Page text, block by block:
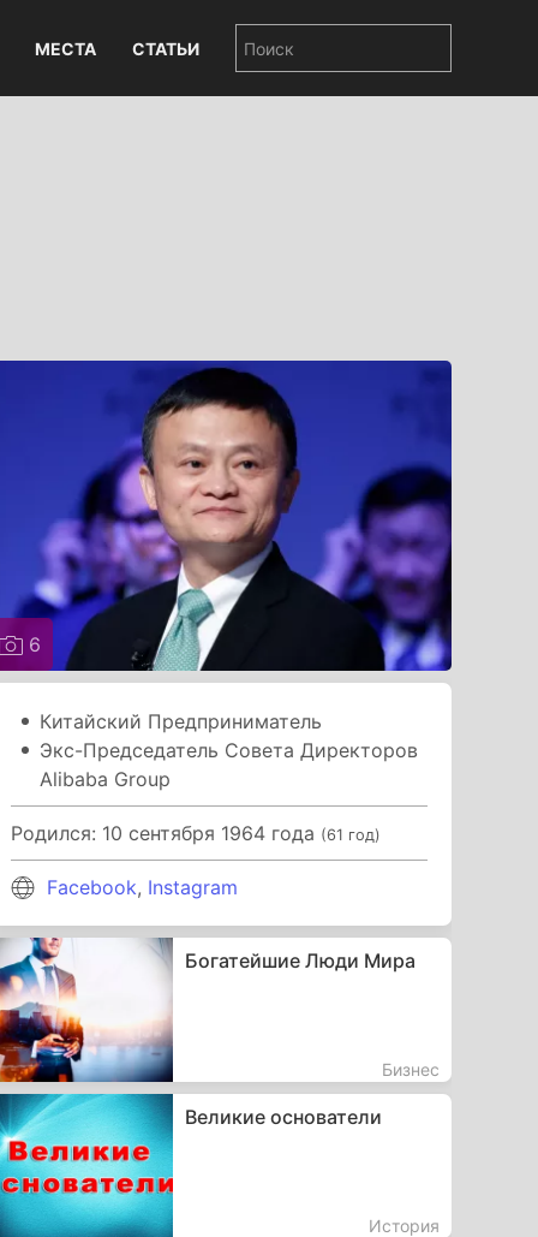
МЕСТА СТАТЬИ
6
Китайский Предприниматель
Экс-Председатель Совета Директоров
Alibaba Group
Родился: 10 сентября 1964 года (61 год)
Facebook, Instagram
Богатейшие Люди Мира
Бизнес
Великие основатели
История